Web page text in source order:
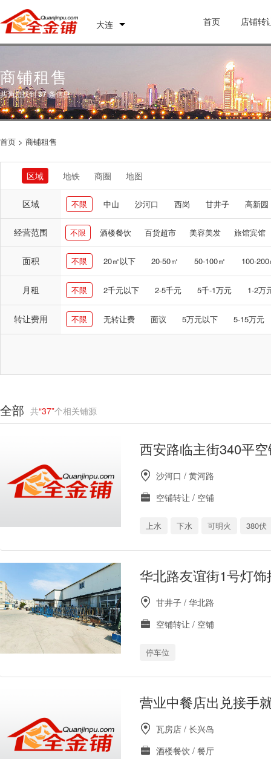
大连 首页 店铺转
商铺租售
共为您找到37条信息
首页 > 商铺租售
区域 地铁 商圈 地图
区域 不限 中山 沙河口 西岗 甘井子 高新园
经营范围 不限 酒楼餐饮 百货超市 美容美发 旅馆宾馆
面积 不限 20㎡以下 20-50㎡ 50-100㎡ 100-
月租 不限 2千元以下 2-5千元 5千-1万元 1-2万
转让费用 不限 无转让费 面议 5万元以下 5-15万元
全部 共“37”个相关铺源
西安路临主街340平
沙河口 / 黄河路
空铺转让 / 空铺
上水 下水 可明火 380伏
华北路友谊街1号灯
甘井子 / 华北路
空铺转让 / 空铺
停车位
营业中餐店出兑接手
瓦房店 / 长兴岛
酒楼餐饮 / 餐厅